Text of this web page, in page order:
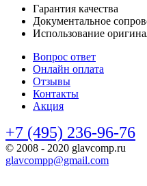
Гарантия качества
Документальное
Использование
Вопрос ответ
Онлайн оплата
Отзывы
Контакты
Акция
+7 (495) 236-96-76
© 2008 - 2020 glavcomp.ru
glavcompp@gmail.com